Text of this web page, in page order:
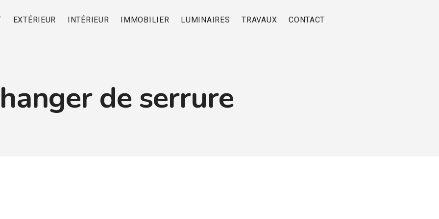
EXTÉRIEUR INTÉRIEUR IMMOBILIER LUMINAIRES TRAVAUX CONTACT
de serrure